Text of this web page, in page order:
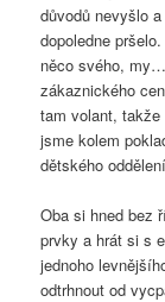
důvodů nevyšlo
dopoledne
něco svého,
zákaznického
tam volant,
jsme kolem
dětského
Oba si hned bez
prvky a hrát si s
jednoho
odtrhnout od